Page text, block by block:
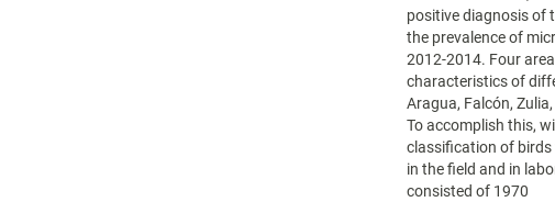
positive diagnosis of
the prevalence of
2012-2014. Four
characteristics of
Aragua, Falcón,
To accomplish this,
classification of
in the field and in
consisted of 1970